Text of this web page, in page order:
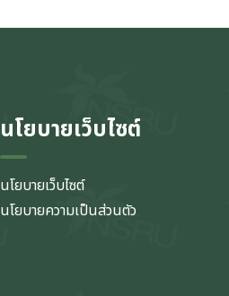
นโยบายเว็บไซต์
นโยบายเว็บไซต์
นโยบายความเป็นส่วนตัว